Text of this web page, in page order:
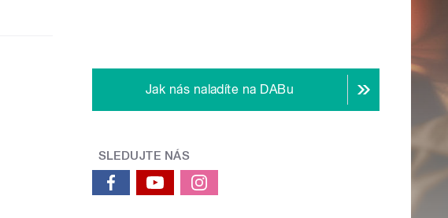
Jak nás naladíte na DABu
SLEDUJTE NÁS